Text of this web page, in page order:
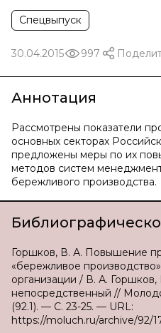
Спецвыпуск
30.04.2015 997
Аннотация
Рассмотрены показатели
основных секторах
предложены меры по их
методов систем
бережливого производства.
Горшков, В. А. Повышение
«бережливое
организации / В. А.
непосредственный //
(92.1). — С. 23-25. — URL:
https://moluch.ru/archive/92/